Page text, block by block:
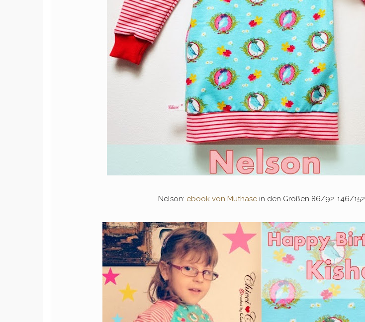
Nelson: ebook von Muthasein den Größen 86/92-146/152